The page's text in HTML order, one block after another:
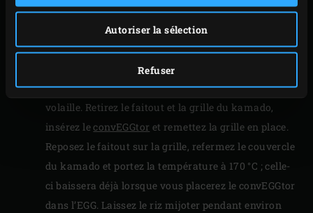
Autoriser la sélection
Refuser
revenir pendant encore 3 minutes. Remuez
régulièrement en prenant soin de rabattre le
couvercle du Big Green Egg après chaque
Mouillez le riz avec le jus de tomate et le bouillon de
volaille. Retirez le faitout et la grille du kamado,
insérez le convEGGtor et remettez la grille en place.
Reposez le faitout sur la grille, refermez le couvercle
du kamado et portez la température à 170 °C ; celle-
ci baissera déjà lorsque vous placerez le convEGGtor
dans l’EGG. Laissez le riz mijoter pendant environ